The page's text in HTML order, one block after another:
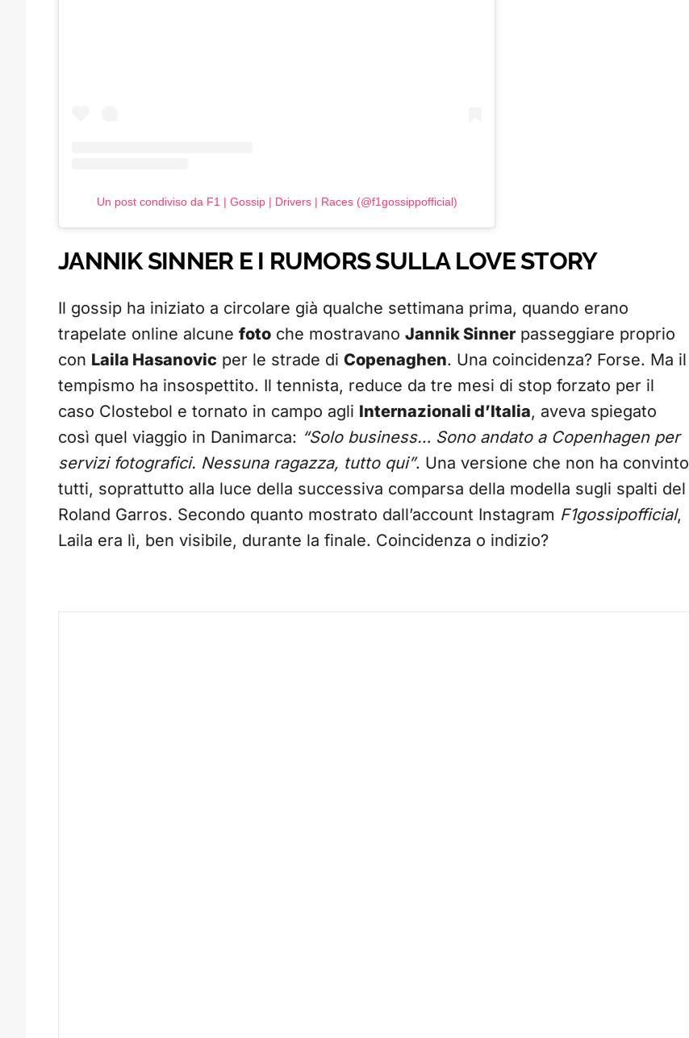
Un post condiviso da F1 | Gossip | Drivers | Races (@f1gossippofficial)
JANNIK SINNER E I RUMORS SULLA LOVE STORY
Il gossip ha iniziato a circolare già qualche settimana prima, quando erano
trapelate online alcune foto che mostravano Jannik Sinner passeggiare proprio
con Laila Hasanovic per le strade di Copenaghen. Una coincidenza? Forse. Ma il
tempismo ha insospettito. Il tennista, reduce da tre mesi di stop forzato per il
caso Clostebol e tornato in campo agli Internazionali d’Italia, aveva spiegato
così quel viaggio in Danimarca: “Solo business… Sono andato a Copenhagen per
servizi fotografici. Nessuna ragazza, tutto qui”. Una versione che non ha convinto
tutti, soprattutto alla luce della successiva comparsa della modella sugli spalti del
Roland Garros. Secondo quanto mostrato dall’account Instagram F1gossipofficial,
Laila era lì, ben visibile, durante la finale. Coincidenza o indizio?